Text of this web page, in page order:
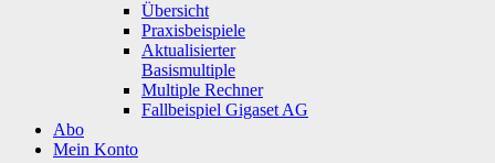
Übersicht
Praxisbeispiele
Aktualisierter
Basismultiple
Multiple Rechner
Fallbeispiel Gigaset AG
Abo
Mein Konto